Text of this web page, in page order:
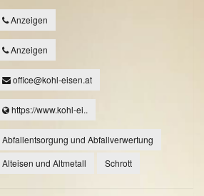
Anzeigen
Anzeigen
office@kohl-eisen.at
https://www.kohl-ei..
Abfallentsorgung und Abfallverwertung
Alteisen und Altmetall
Schrott